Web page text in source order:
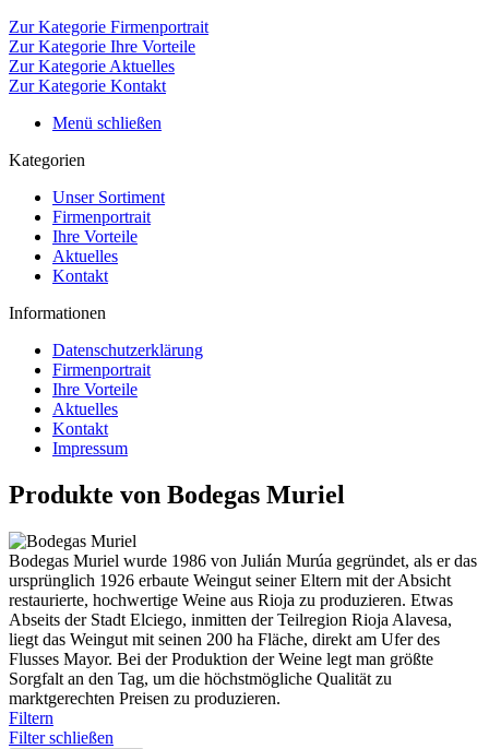
Zur Kategorie Firmenportrait
Zur Kategorie Ihre Vorteile
Zur Kategorie Aktuelles
Zur Kategorie Kontakt
Menü schließen
Kategorien
Unser Sortiment
Firmenportrait
Ihre Vorteile
Aktuelles
Kontakt
Informationen
Datenschutzerklärung
Firmenportrait
Ihre Vorteile
Aktuelles
Kontakt
Impressum
Produkte von Bodegas Muriel
Bodegas Muriel wurde 1986 von Julián Murúa gegründet, als er das
ursprünglich 1926 erbaute Weingut seiner Eltern mit der Absicht
restaurierte, hochwertige Weine aus Rioja zu produzieren. Etwas
Abseits der Stadt Elciego, inmitten der Teilregion Rioja Alavesa,
liegt das Weingut mit seinen 200 ha Fläche, direkt am Ufer des
Flusses Mayor. Bei der Produktion der Weine legt man größte
Sorgfalt an den Tag, um die höchstmögliche Qualität zu
marktgerechten Preisen zu produzieren.
Filtern
Filter schließen